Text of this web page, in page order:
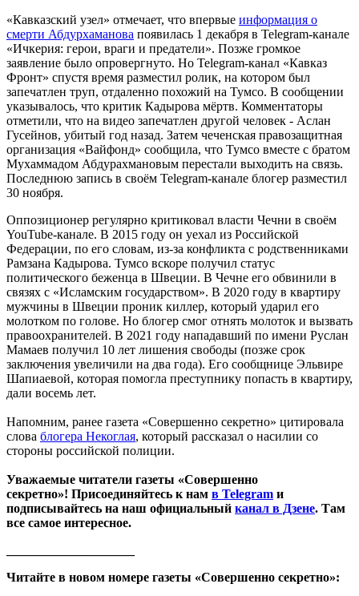
«Кавказский узел» отмечает, что впервые информация о
смерти Абдурхаманова появилась 1 декабря в Telegram-канале
«Ичкерия: герои, враги и предатели». Позже громкое
заявление было опровергнуто. Но Telegram-канал «Кавказ
Фронт» спустя время разместил ролик, на котором был
запечатлен труп, отдаленно похожий на Тумсо. В сообщении
указывалось, что критик Кадырова мёртв. Комментаторы
отметили, что на видео запечатлен другой человек - Аслан
Гусейнов, убитый год назад. Затем чеченская правозащитная
организация «Вайфонд» сообщила, что Тумсо вместе с братом
Мухаммадом Абдурахмановым перестали выходить на связь.
Последнюю запись в своём Telegram-канале блогер разместил
30 ноября.
Оппозиционер регулярно критиковал власти Чечни в своём
YouTube-канале. В 2015 году он уехал из Российской
Федерации, по его словам, из-за конфликта с родственниками
Рамзана Кадырова. Тумсо вскоре получил статус
политического беженца в Швеции. В Чечне его обвинили в
связях с «Исламским государством». В 2020 году в квартиру
мужчины в Швеции проник киллер, который ударил его
молотком по голове. Но блогер смог отнять молоток и вызвать
правоохранителей. В 2021 году нападавший по имени Руслан
Мамаев получил 10 лет лишения свободы (позже срок
заключения увеличили на два года). Его сообщнице Эльвире
Шапиаевой, которая помогла преступнику попасть в квартиру,
дали восемь лет.
Напомним, ранее газета «Совершенно секретно» цитировала
слова блогера Некоглая, который рассказал о насилии со
стороны российской полиции.
Уважаемые читатели газеты «Совершенно
секретно»! Присоединяйтесь к нам в Telegram и
подписывайтесь на наш официальный канал в Дзене. Там
все самое интересное.
Читайте в новом номере газеты «Совершенно секретно»: